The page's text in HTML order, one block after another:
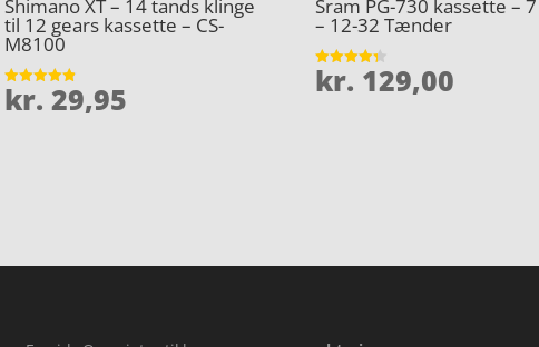
Shimano XT – 14 tands klinge
til 12 gears kassette – CS-
M8100
Vurderet
4.8
kr. 29,95
Sram PG-730 kassette –
– 12-32 Tænder
Vurderet
4.3
kr. 129,00